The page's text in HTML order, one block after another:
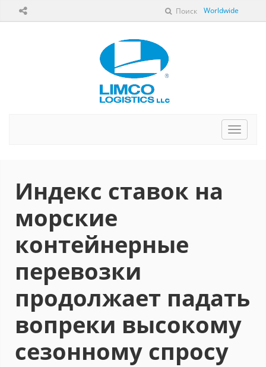
Worldwide
Поиск
Индекс ставок на
морские
контейнерные
перевозки
продолжает падать
вопреки высокому
сезонному спросу